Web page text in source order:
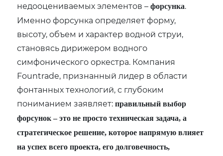
недооцениваемых элементов –форсунка.
Именно форсунка определяет форму,
высоту, объем и характер водной струи,
становясь дирижером водного
симфонического оркестра. Компания
Fountrade, признанный лидер в области
фонтанных технологий, с глубоким
пониманием заявляет:правильный выбор
форсунок – это не просто техническая задача, а
стратегическое решение, которое напрямую влияет
на успех всего проекта, его долговечность,